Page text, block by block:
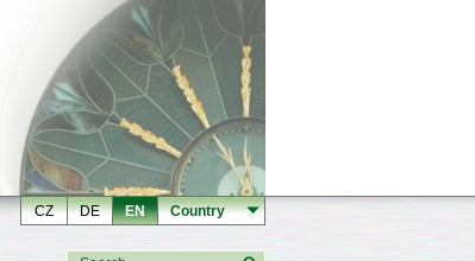
CZ DE EN Country